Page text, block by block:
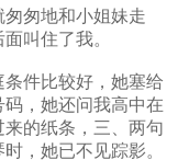
匆地和小姐妹走
叫住了我。
件比较好，她塞给
，她还问我高中在
的纸条，三、两句
，她已不见踪影。